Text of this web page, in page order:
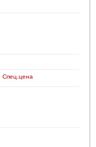
Спец.цена